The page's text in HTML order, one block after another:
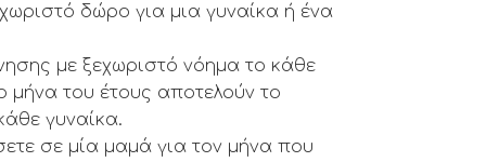
δώρο για μια γυναίκα ή ένα
με ξεχωριστό νόημα το κάθε
μήνα του έτους αποτελούν το
γυναίκα.
σε μία μαμά για τον μήνα που